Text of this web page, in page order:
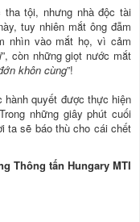
tha tội, nhưng nhà độc tài
tuy nhiên mắt ông đẫm
nhìn vào mắt họ, vì cảm
”, còn những giọt nước mắt
khôn cùng”!
hành quyết được thực hiện
những giây phút cuối
ta sẽ báo thù cho cái chết
Thông tấn Hungary MTI